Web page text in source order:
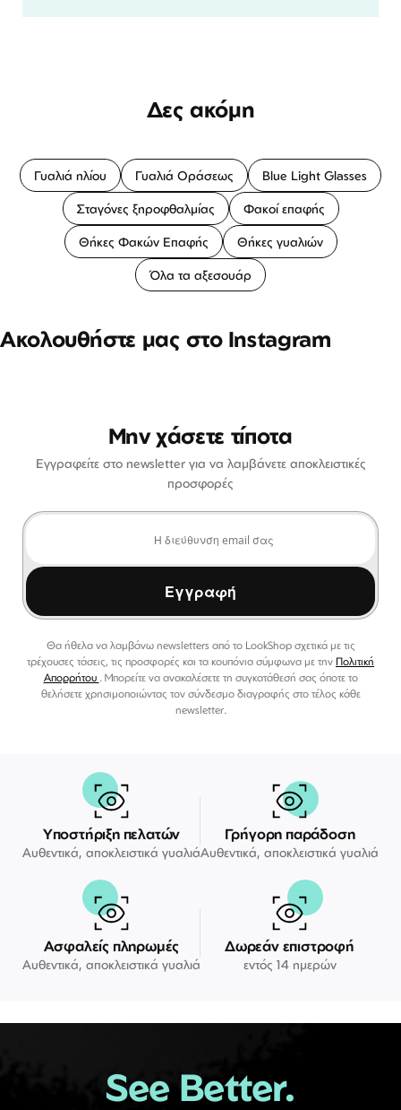
Δες ακόμη
Γυαλιά ηλίου Γυαλιά Οράσεως Blue Light Glasses
Σταγόνες ξηροφθαλμίας Φακοί επαφής
Θήκες Φακών Επαφής Θήκες γυαλιών
Όλα τα αξεσουάρ
Ακολουθήστε μας στο Instagram
Μην χάσετε τίποτα
Εγγραφείτε στο newsletter για να λαμβάνετε αποκλειστικές
προσφορές
Εγγραφή
Θα ήθελα να λαμβάνω newsletters από το LookShop σχετικά με τις
τρέχουσες τάσεις, τις προσφορές και τα κουπόνια σύμφωνα με την Πολιτική
Απορρήτου . Μπορείτε να ανακαλέσετε τη συγκατάθεσή σας όποτε το
θελήσετε χρησιμοποιώντας τον σύνδεσμο διαγραφής στο τέλος κάθε
newsletter.
Υποστήριξη πελατών
Αυθεντικά, αποκλειστικά γυαλιά
Γρήγορη παράδοση
Αυθεντικά, αποκλειστικά γυαλιά
Ασφαλείς πληρωμές
Αυθεντικά, αποκλειστικά γυαλιά
Δωρεάν επιστροφή
εντός 14 ημερών
See Better.